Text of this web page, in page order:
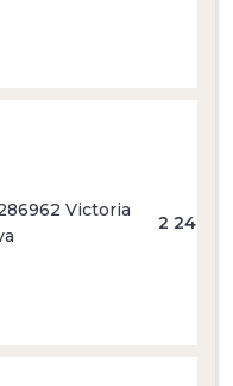
Victoria
2 240